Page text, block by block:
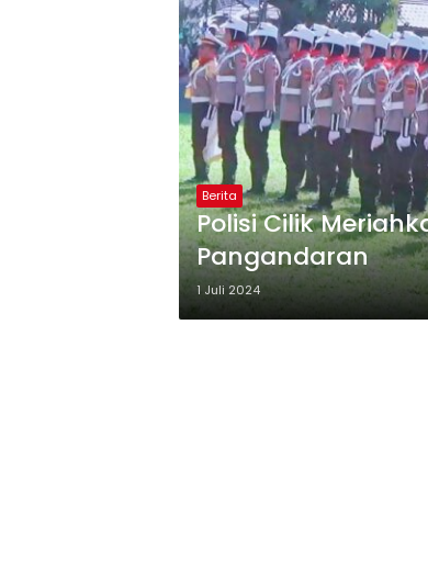
Berita
Polisi Cilik
Pangandaran
1 Juli 2024